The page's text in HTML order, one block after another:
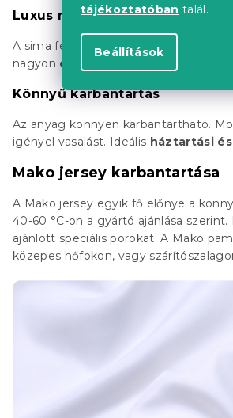
tájékoztatóban talál.
Beállítások
Luxus megjelenés
A sima felület és a finom fényesség
nagyon elegáns dizájnt
Könnyű karbantartás
Az anyag könnyen karbantartható.
igényel vasalást. Ideális háztartási
Mako jersey karbantartása
A Mako jersey egyik fő előnye a
40-60 °C-on a gyártó ajánlása
ajánlott speciális porokat. A Mako
közepes hőfokon, vagy